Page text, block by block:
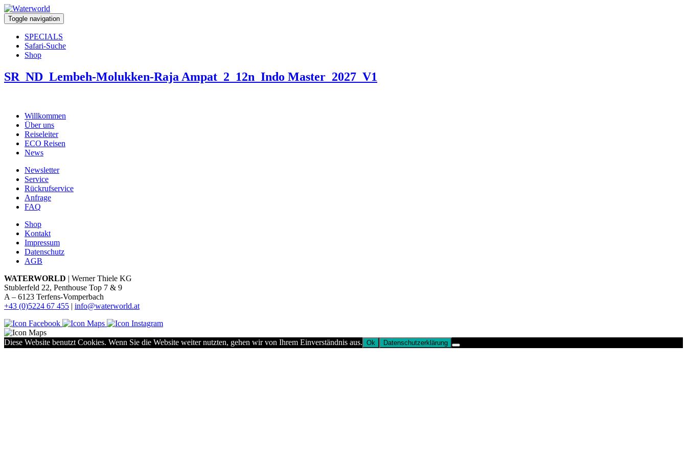
Toggle navigation
SPECIALS
Safari-Suche
Shop
SR_ND_Lembeh-Molukken-Raja Ampat_2_12n_Indo Master_2027_V1
Willkommen
Über uns
Reiseleiter
ECO Reisen
News
Newsletter
Service
Rückrufservice
Anfrage
FAQ
Shop
Kontakt
Impressum
Datenschutz
AGB
WATERWORLD | Werner Thiele KG
Stublerfeld 22, Penthouse Top 7 & 9
A – 6123 Terfens-Vomperbach
+43 (0)5224 67 455 | info@waterworld.at
Diese Website benutzt Cookies. Wenn Sie die Website weiter nutzten, gehen wir von Ihrem Einverständnis aus. Ok Datenschutzerklärung